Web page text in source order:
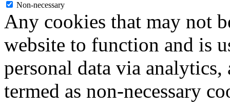
Non-necessary
Any cookies that may not
website to function and is
personal data via analytics,
termed as non-necessary